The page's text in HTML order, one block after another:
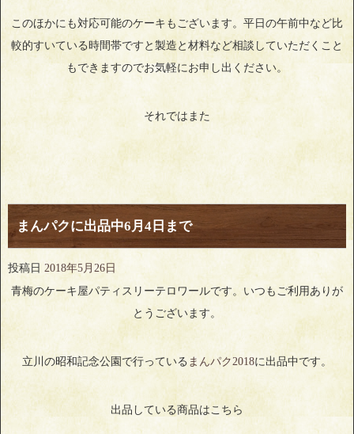
このほかにも対応可能のケーキもございます。平日の午前中など比
較的すいている時間帯ですと製造と材料など相談していただくこと
もできますのでお気軽にお申し出ください。
それではまた
まんパクに出品中6月4日まで
投稿日 2018年5月26日
青梅のケーキ屋パティスリーテロワールです。いつもご利用ありが
とうございます。
立川の昭和記念公園で行っている まんパク2018に出品中です。
出品している商品はこちら